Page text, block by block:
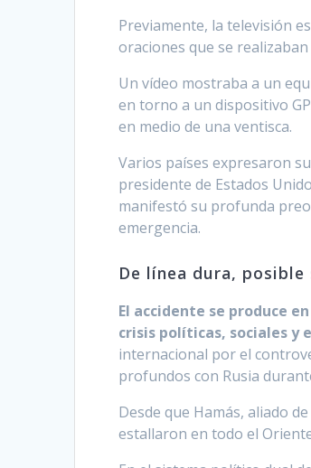
Previamente, la televisión
oraciones que se
Un vídeo mostraba a un
en torno a un dispositivo
en medio de una ventisca.
Varios países expresaron
presidente de Estados
manifestó su profunda
emergencia.
De línea dura, posible
El accidente se produce
crisis políticas, sociales y
internacional por el
profundos con Rusia
Desde que Hamás, aliado
estallaron en todo el